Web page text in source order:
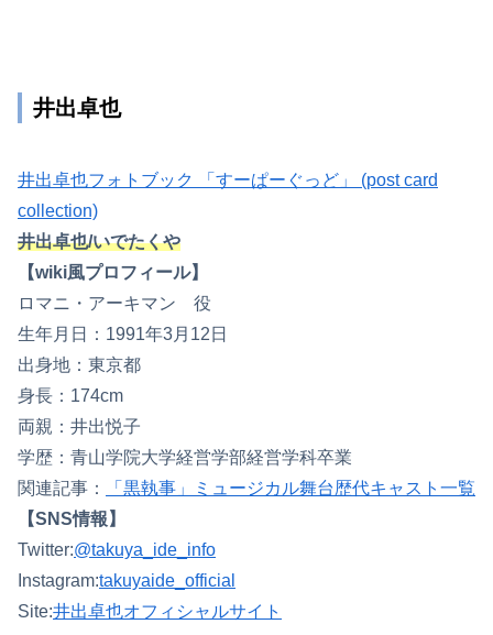
井出卓也
井出卓也フォトブック 「すーぱーぐっど」 (post card
collection)
井出卓也/いでたくや
【wiki風プロフィール】
ロマニ・アーキマン 役
生年月日：1991年3月12日
出身地：東京都
身長：174cm
両親：井出悦子
学歴：青山学院大学経営学部経営学科卒業
関連記事：
「黒執事」ミュージカル舞台歴代キャスト一覧
【SNS情報】
Twitter:@takuya_ide_info
Instagram:takuyaide_official
Site:井出卓也オフィシャルサイト